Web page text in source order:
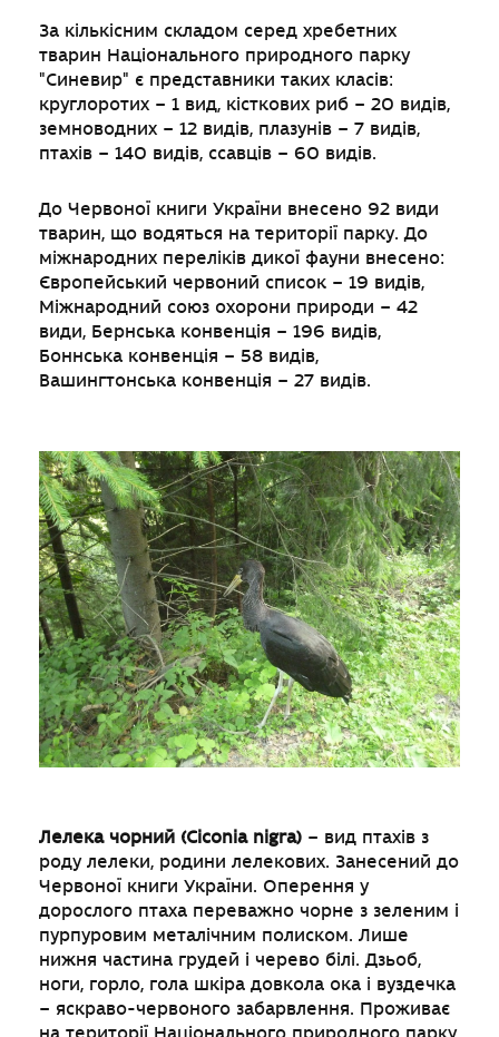
За кількісним складом серед хребетних
тварин Національного природного парку
"Синевир" є представники таких класів:
круглоротих – 1 вид, кісткових риб – 20 видів,
земноводних – 12 видів, плазунів – 7 видів,
птахів – 140 видів, ссавців – 60 видів.
До Червоної книги України внесено 92 види
тварин, що водяться на території парку. До
міжнародних переліків дикої фауни внесено:
Європейський червоний список – 19 видів,
Міжнародний союз охорони природи – 42
види, Бернська конвенція – 196 видів,
Боннська конвенція – 58 видів,
Вашингтонська конвенція – 27 видів.
Лелека чорний (Ciconia nigra) – вид птахів з
роду лелеки, родини лелекових. Занесений до
Червоної книги України. Оперення у
дорослого птаха переважно чорне з зеленим і
пурпуровим металічним полиском. Лише
нижня частина грудей і черево білі. Дзьоб,
ноги, горло, гола шкіра довкола ока і вуздечка
– яскраво-червоного забарвлення. Проживає